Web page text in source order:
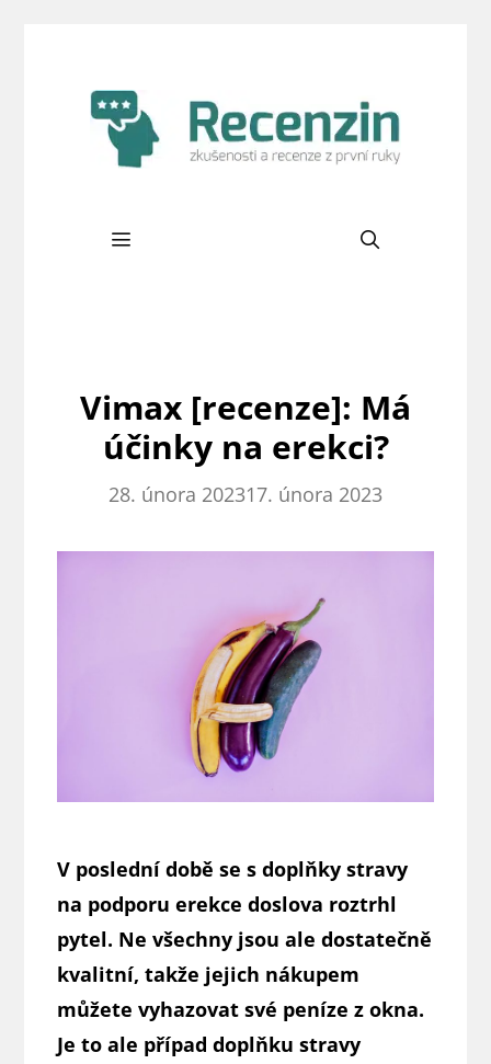
Vimax [recenze]: Má
účinky na erekci?
28. února 202317. února 2023
V poslední době se s doplňky stravy
na podporu erekce doslova roztrhl
pytel. Ne všechny jsou ale dostatečně
kvalitní, takže jejich nákupem
můžete vyhazovat své peníze z okna.
Je to ale případ doplňku stravy